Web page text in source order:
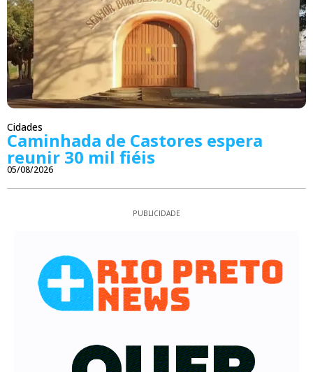
Cidades
Caminhada de Castores espera
reunir 30 mil fiéis
05/08/2026
PUBLICIDADE